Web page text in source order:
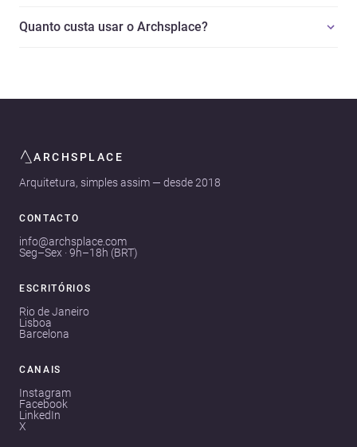
Quanto custa usar o Archsplace?
ARCHSPLACE
Arquitetura, simples assim — desde 2018
CONTACTO
info@archsplace.com
Seg–Sex · 9h–18h (BRT)
ESCRITÓRIOS
Rio de Janeiro
Lisboa
Barcelona
CANAIS
Instagram
Facebook
LinkedIn
X